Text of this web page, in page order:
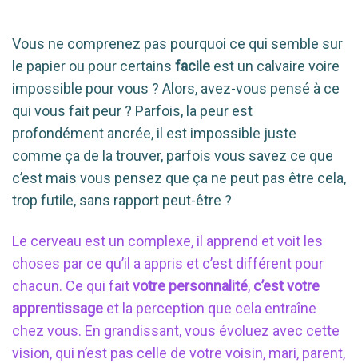
Vous ne comprenez pas pourquoi ce qui semble sur
le papier ou pour certains facile est un calvaire voire
impossible pour vous ? Alors, avez-vous pensé à ce
qui vous fait peur ? Parfois, la peur est
profondément ancrée, il est impossible juste
comme ça de la trouver, parfois vous savez ce que
c’est mais vous pensez que ça ne peut pas être cela,
trop futile, sans rapport peut-être ?
Le cerveau est un complexe, il apprend et voit les
choses par ce qu’il a appris et c’est différent pour
chacun. Ce qui faitvotre personnalité, c’est votre
apprentissage et la perception que cela entraîne
chez vous. En grandissant, vous évoluez avec cette
vision, qui n’est pas celle de votre voisin, mari, parent,